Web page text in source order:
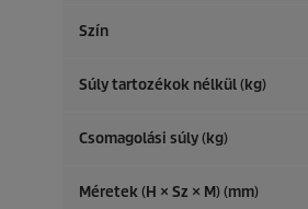
Szín
Súly tartozékok nélkül (kg)
Csomagolási súly (kg)
Méretek (H × Sz × M) (mm)